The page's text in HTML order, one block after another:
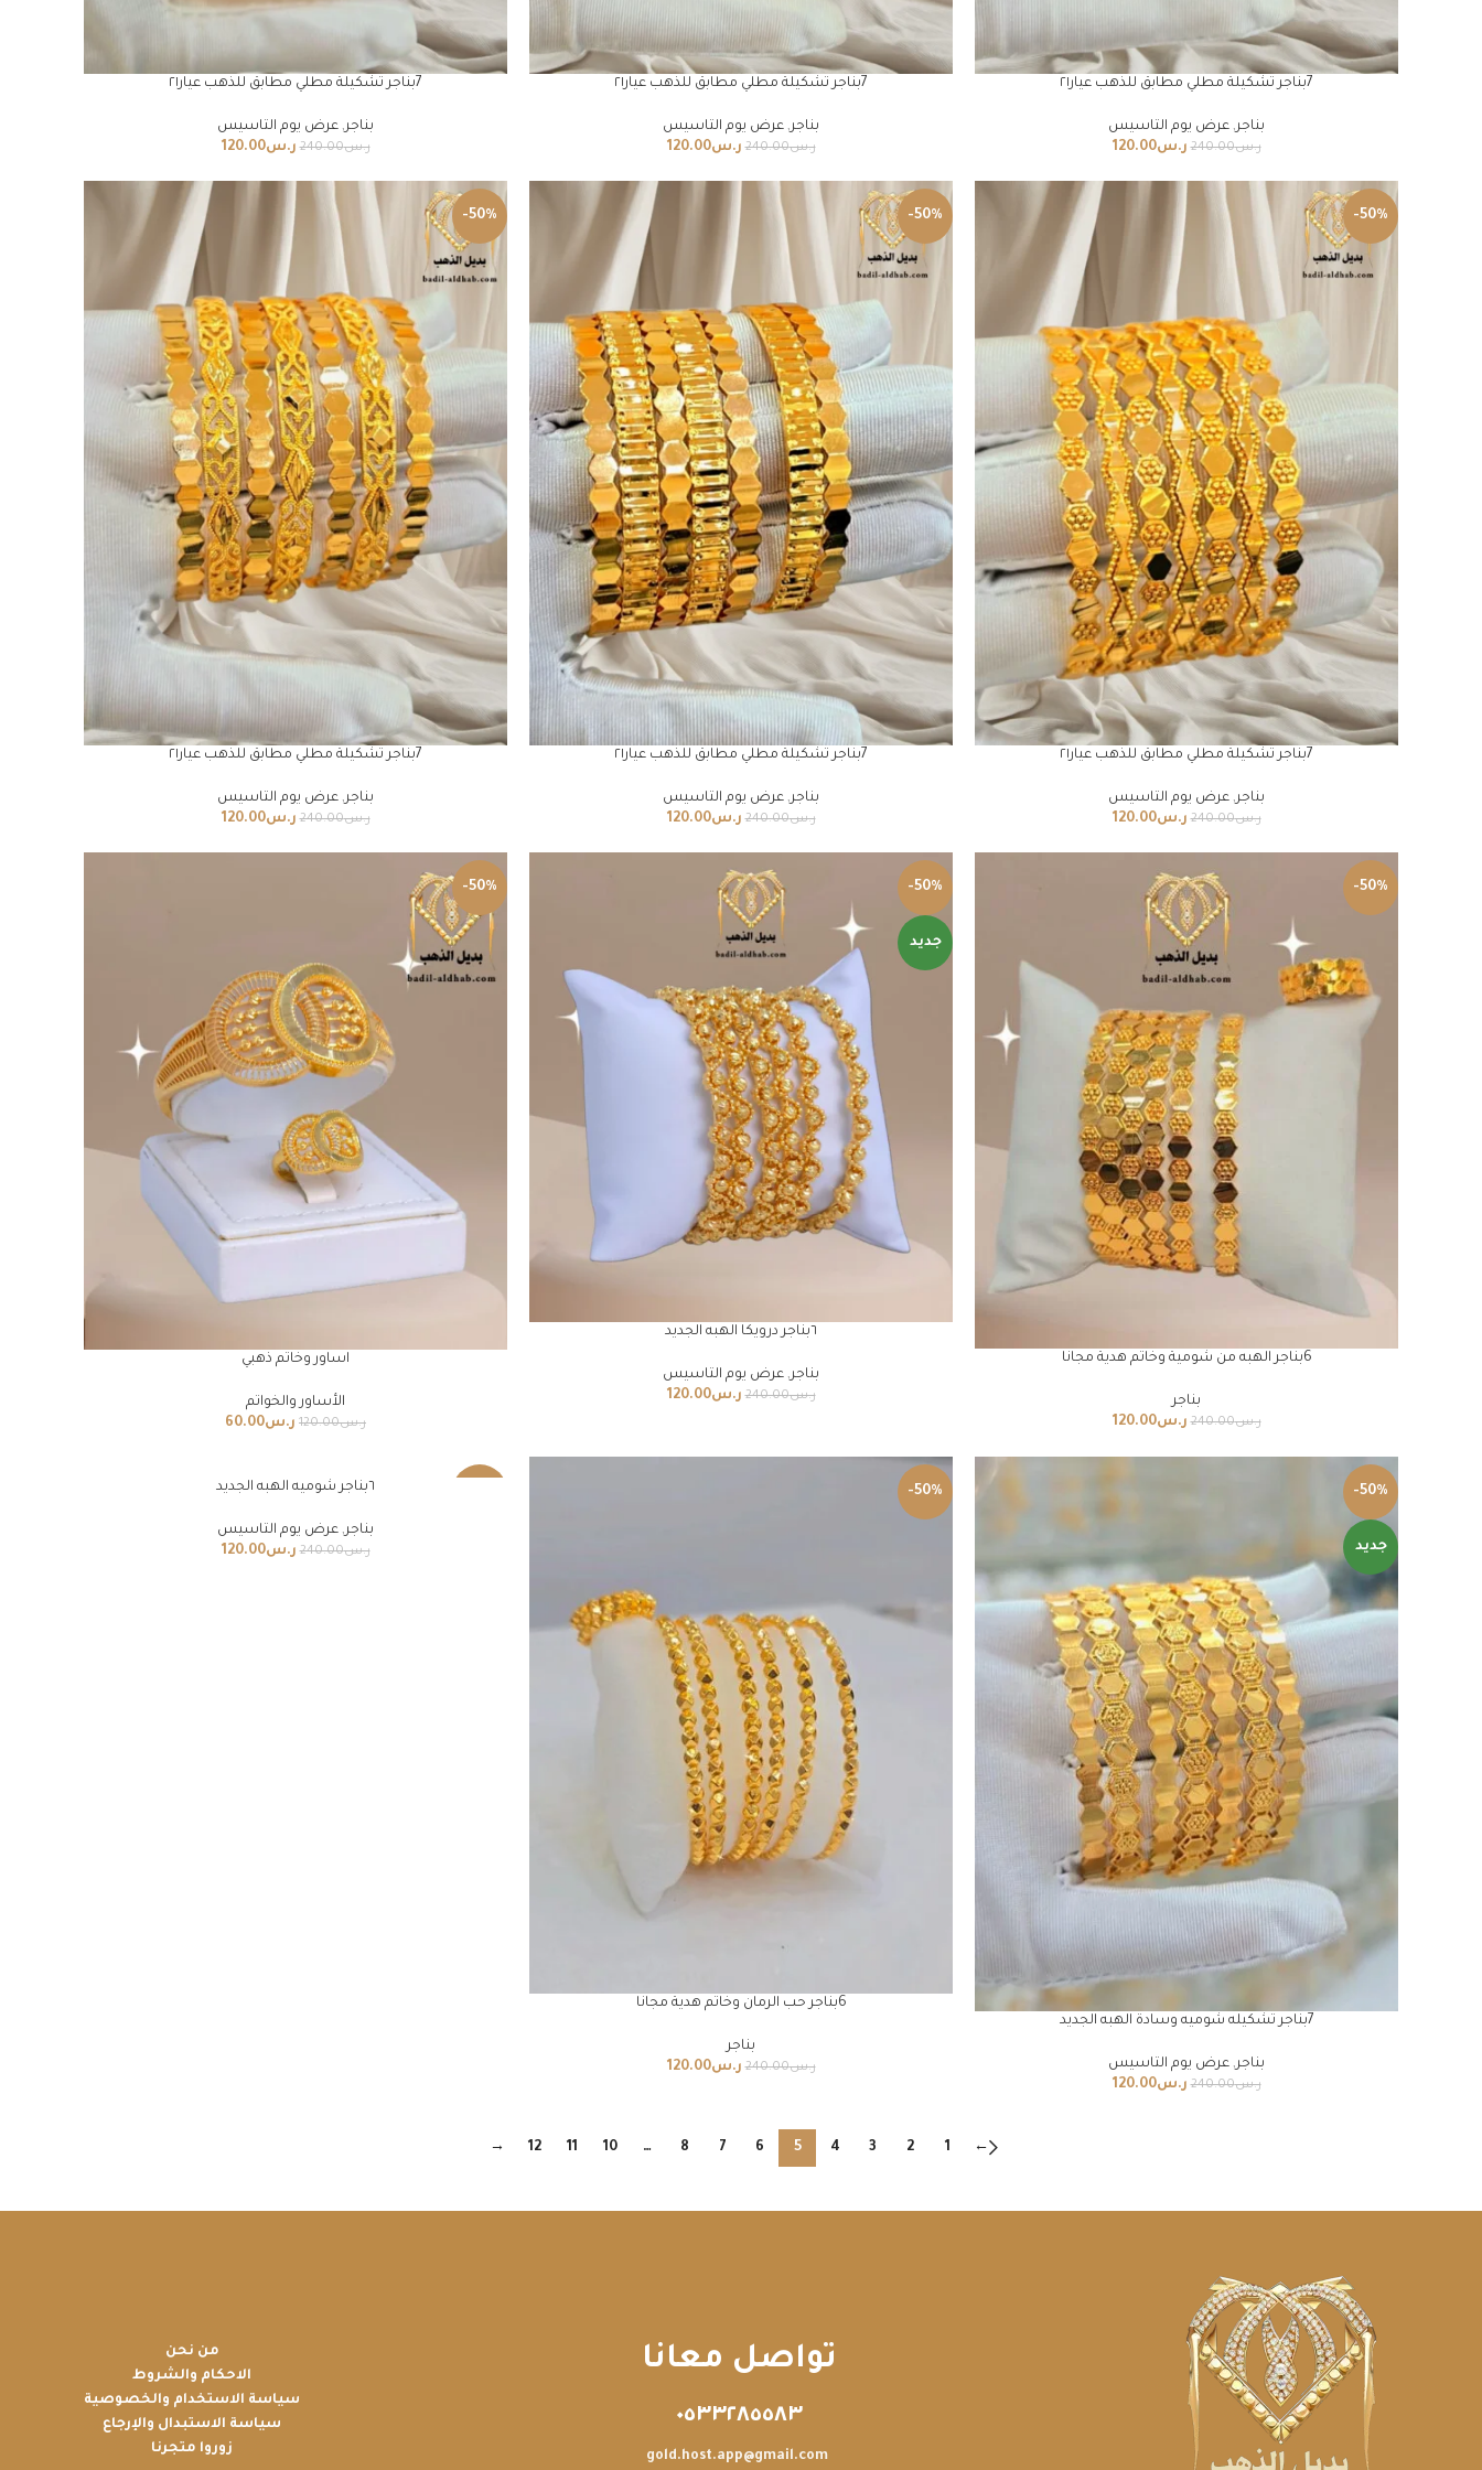
7بناجر تشكيلة مطلي مطابق للذهب عيار٢١
بناجر, عرض يوم التاسيس
ر.س240.00 ر.س120.00
7بناجر تشكيلة مطلي مطابق للذهب عيار٢١
بناجر, عرض يوم التاسيس
ر.س240.00 ر.س120.00
7بناجر تشكيلة مطلي مطابق للذهب عيار٢١
بناجر, عرض يوم التاسيس
ر.س240.00 ر.س120.00
-50%
7بناجر تشكيلة مطلي مطابق للذهب عيار٢١
بناجر , عرض يوم التاسيس
ر.س240.00 ر.س120.00
-50%
7بناجر تشكيلة مطلي مطابق للذهب عيار٢١
بناجر , عرض يوم التاسيس
ر.س240.00 ر.س120.00
-50%
7بناجر تشكيلة مطلي مطابق للذهب عيار٢١
بناجر , عرض يوم التاسيس
ر.س240.00 ر.س120.00
-50%
6بناجر الهبه من شومية وخاتم هدية مجانا
بناجر
ر.س240.00 ر.س120.00
-50%
جديد
٦بناجر درويكا الهبه الجديد
بناجر, عرض يوم التاسيس
ر.س240.00 ر.س120.00
-50%
اساور وخاتم ذهبي
الأساور والخواتم
ر.س120.00 ر.س60.00
-50%
جديد
7بناجر تشكيله شوميه وسادة الهبه الجديد
بناجر, عرض يوم التاسيس
ر.س240.00 ر.س120.00
-50%
6بناجر حب الرمان وخاتم هدية مجانا
بناجر
ر.س240.00 ر.س120.00
٦بناجر شوميه الهبه الجديد
بناجر , عرض يوم التاسيس
ر.س240.00 ر.س120.00
←
1
2
3
4
5
6
7
8
…
10
11
12
→
تواصل معانا
٠٥٣٣٢٨٥٥٨٣
gold.host.app@gmail.com
من نحن
الاحكام والشروط
سياسة الاستخدام والخصوصية
سياسة الاستبدال والإرجاع
زوروا متجرنا